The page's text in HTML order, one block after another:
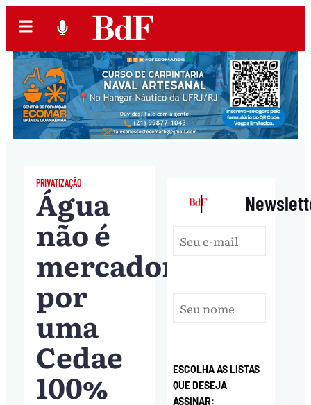
PRIVATIZAÇÃO
Água
não é
mercadoria:
por
uma
Cedae
100%
|
ESCOLHA AS LISTAS
QUE DESEJA
ASSINAR: